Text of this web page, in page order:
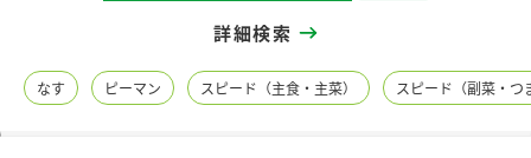
レシピ名特集
詳細検索
なす ピーマン スピード（主食・主菜） スピード（副菜・つ